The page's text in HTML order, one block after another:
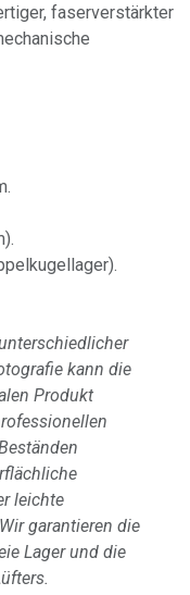
faserverstärkter
kann die
Produkt
leichte
garantieren die
Lager und die